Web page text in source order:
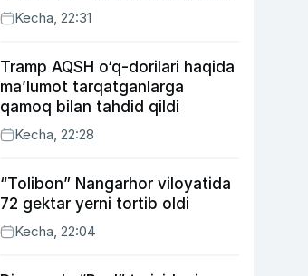
bahsda g‘alabani qo‘ldan
chiqardi
Kecha, 22:31
Tramp AQSH o‘q-dorilari haqida
ma’lumot tarqatganlarga
qamoq bilan tahdid qildi
Kecha, 22:28
“Tolibon” Nangarhor viloyatida
72 gektar yerni tortib oldi
Kecha, 22:04